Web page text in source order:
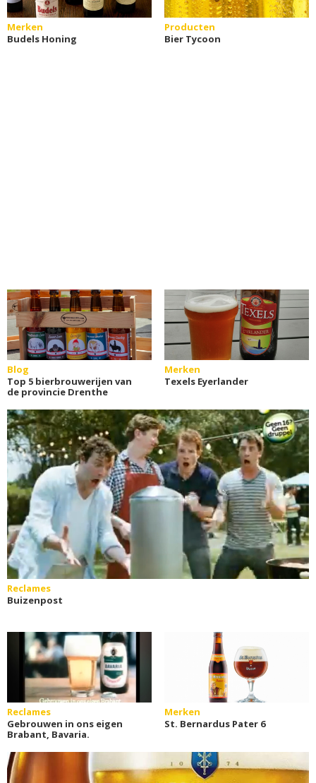
Merken
Budels Honing
Producten
Bier Tycoon
Blog
Top 5 bierbrouwerijen van
de provincie Drenthe
Merken
Texels Eyerlander
Reclames
Buizenpost
Reclames
Gebrouwen in ons eigen
Brabant, Bavaria.
Merken
St. Bernardus Pater 6